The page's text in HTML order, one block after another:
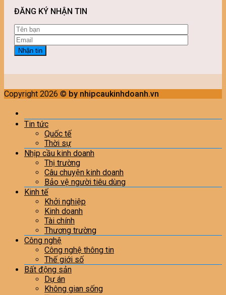
ĐĂNG KÝ NHẬN TIN
Copyright 2026 © by nhipcaukinhdoanh.vn
Tin tức
Quốc tế
Thời sự
Nhịp cầu kinh doanh
Thị trường
Câu chuyện kinh doanh
Bảo vệ người tiêu dùng
Kinh tế
Khởi nghiệp
Kinh doanh
Tài chính
Thương trường
Công nghệ
Công nghệ thông tin
Thế giới số
Bất động sản
Dự án
Không gian sống